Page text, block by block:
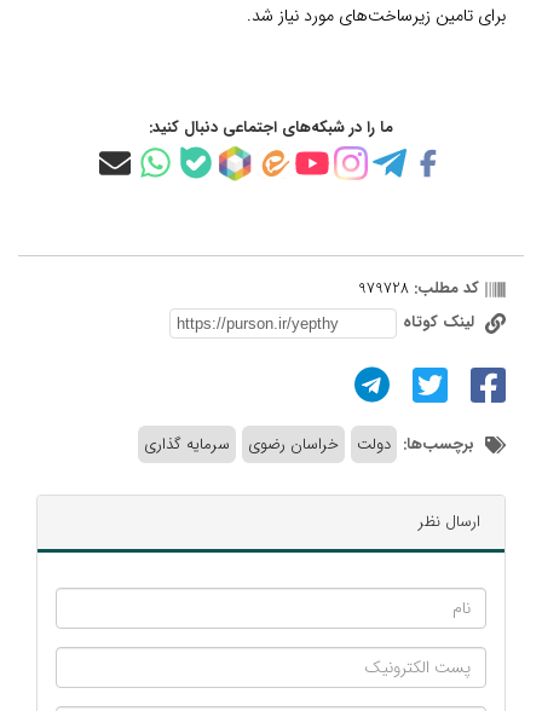
برای تامین زیرساخت‌های مورد نیاز شد.
ما را در شبکه‌های اجتماعی دنبال کنید:
کد مطلب: 979728
لینک کوتاه
برچسب‌ها: دولت خراسان رضوی سرمایه گذاری
ارسال نظر